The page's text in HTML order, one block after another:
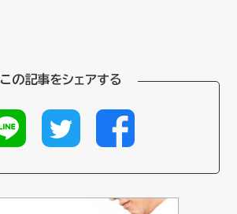
この記事をシェアする